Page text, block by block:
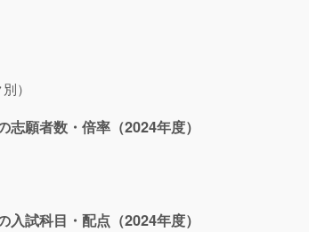
）
願者数・倍率（2024年度）
試科目・配点（2024年度）